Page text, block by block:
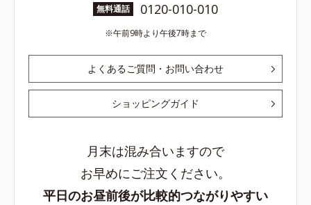
無料通話 0120-010-010
午前9時より午後7時まで
よくあるご質問・お問い合わせ
ショッピングガイド
月末は混み合いますので
お早めにご注文ください。
平日のお昼前後が比較的つながりやすい